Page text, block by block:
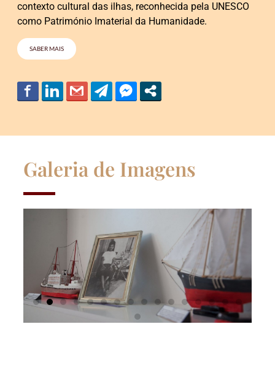
contexto cultural das ilhas, reconhecida pela UNESCO
como Património Imaterial da Humanidade.
SABER MAIS
Galeria de Imagens